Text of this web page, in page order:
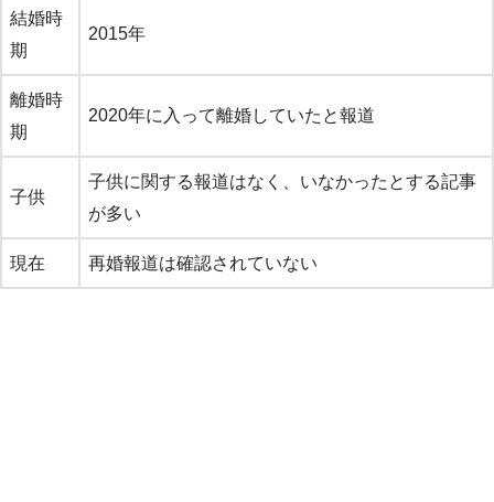
結婚時
期
2015年
離婚時
期
2020年に入って離婚していたと報道
子供
子供に関する報道はなく、いなかったとする記事
が多い
現在 再婚報道は確認されていない